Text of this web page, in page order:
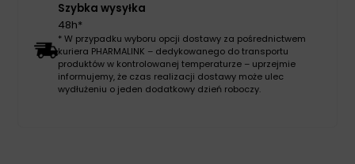
Szybka wysyłka
48h*
* W przypadku wyboru opcji dostawy za pośrednictwem
kuriera PHARMALINK – dedykowanego do transportu
produktów w kontrolowanej temperaturze – uprzejmie
informujemy, że czas realizacji dostawy może ulec
wydłużeniu o jeden dodatkowy dzień roboczy.